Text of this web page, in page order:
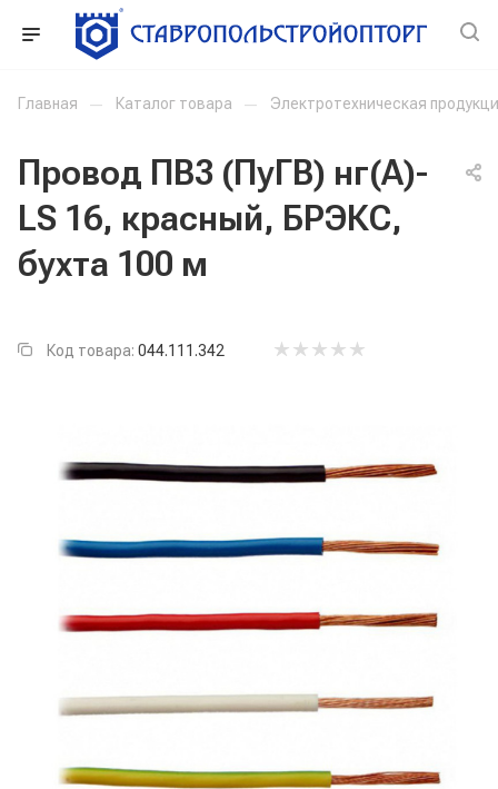
Главная — Каталог товара — Электротехническая
Провод ПВ3 (ПуГВ) нг(А)-
LS 16, красный, БРЭКС,
бухта 100 м
Код товара: 044.111.342